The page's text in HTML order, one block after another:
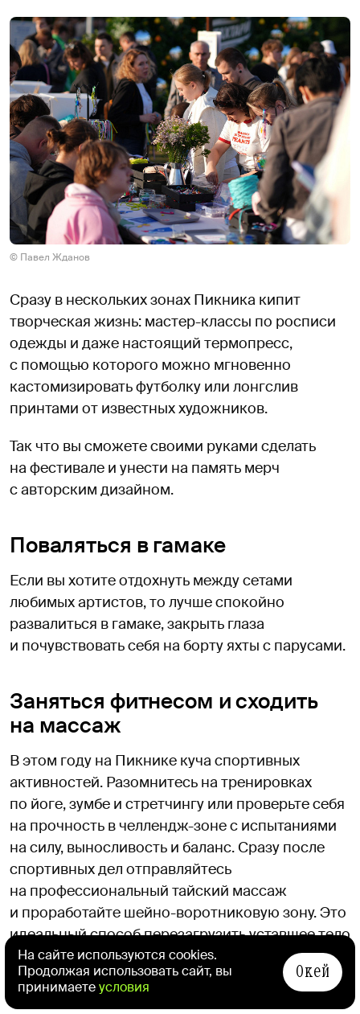
© Павел Жданов
Сразу в нескольких зонах Пикника кипит
творческая жизнь: мастер-классы по росписи
одежды и даже настоящий термопресс,
с помощью которого можно мгновенно
кастомизировать футболку или лонгслив
принтами от известных художников.
Так что вы сможете своими руками сделать
на фестивале и унести на память мерч
с авторским дизайном.
Поваляться в гамаке
Если вы хотите отдохнуть между сетами
любимых артистов, то лучше спокойно
развалиться в гамаке, закрыть глаза
и почувствовать себя на борту яхты с парусами.
Заняться фитнесом и сходить
на массаж
В этом году на Пикнике куча спортивных
активностей. Разомнитесь на тренировках
по йоге, зумбе и стретчингу или проверьте себя
на прочность в челлендж-зоне с испытаниями
на силу, выносливость и баланс. Сразу после
спортивных дел отправляйтесь
на профессиональный тайский массаж
и проработайте шейно-воротниковую зону. Это
идеальный способ перезагрузить уставшее тело
и пойти на следующего артиста с отдохнувшей
поясницей.
На сайте используются cookies.
Продолжая использовать сайт, вы
принимаетеусловия
Окей